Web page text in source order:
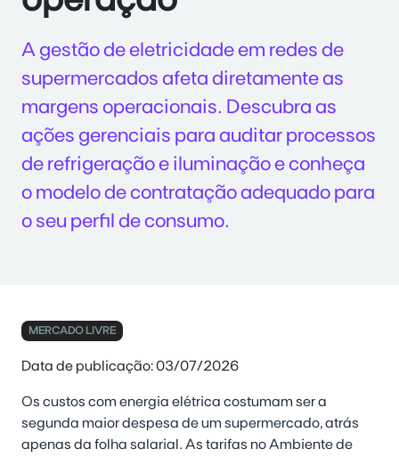
A gestão de eletricidade em redes de
supermercados afeta diretamente as
margens operacionais. Descubra as
ações gerenciais para auditar processos
de refrigeração e iluminação e conheça
o modelo de contratação adequado para
o seu perfil de consumo.
MERCADO LIVRE
Data de publicação: 03/07/2026
Os custos com energia elétrica costumam ser a
segunda maior despesa de um supermercado, atrás
apenas da folha salarial. As tarifas no Ambiente de